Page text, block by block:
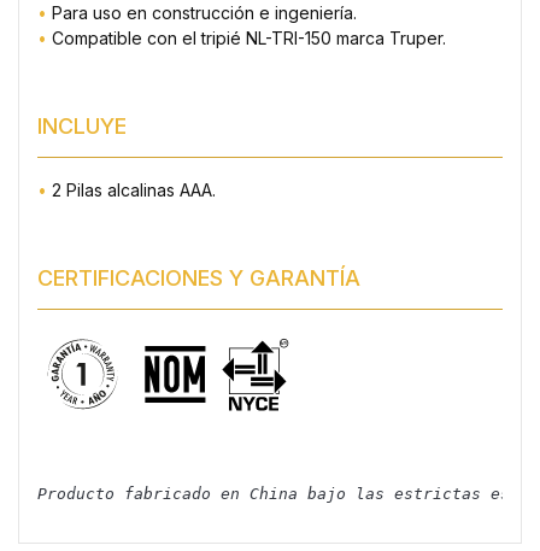
• Para uso en construcción e ingeniería.
• Compatible con el tripié NL-TRI-150 marca Truper.
INCLUYE
• 2 Pilas alcalinas AAA.
CERTIFICACIONES Y GARANTÍA
Producto fabricado en China bajo las estrictas